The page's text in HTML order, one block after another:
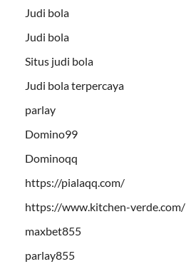
Judi bola
Judi bola
Situs judi bola
Judi bola terpercaya
parlay
Domino99
Dominoqq
https://pialaqq.com/
https://www.kitchen-verde.com/
maxbet855
parlay855